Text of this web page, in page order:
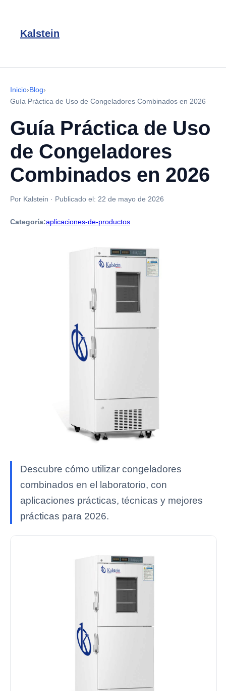
Kalstein
Inicio›Blog›
Guía Práctica de Uso de Congeladores Combinados en 2026
Guía Práctica de Uso
de Congeladores
Combinados en 2026
Por Kalstein · Publicado el: 22 de mayo de 2026
Categoría:aplicaciones-de-productos
Descubre cómo utilizar congeladores
combinados en el laboratorio, con
aplicaciones prácticas, técnicas y mejores
prácticas para 2026.